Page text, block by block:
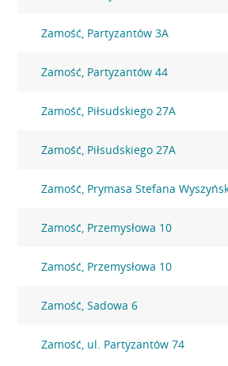
Zamość, Partyzantów 3A
Zamość, Partyzantów 44
Zamość, Piłsudskiego 27A
Zamość, Piłsudskiego 27A
Zamość, Prymasa Stefana
Zamość, Przemysłowa 10
Zamość, Przemysłowa 10
Zamość, Sadowa 6
Zamość, ul. Partyzantów 74